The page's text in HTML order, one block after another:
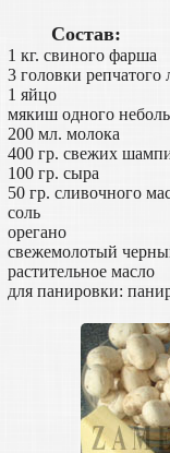
Состав:
1 кг. свиного фарша
3 головки репчатого
1 яйцо
мякиш одного
200 мл. молока
400 гр. свежих
100 гр. сыра
50 гр. сливочного
соль
орегано
свежемолотый
растительное масло
для панировки: